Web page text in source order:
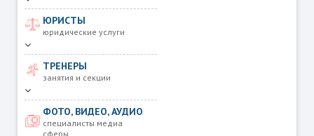
ЮРИСТЫ
юридические услуги
ТРЕНЕРЫ
занятия и секции
ФОТО, ВИДЕО, АУДИО
специалисты медиа
сферы